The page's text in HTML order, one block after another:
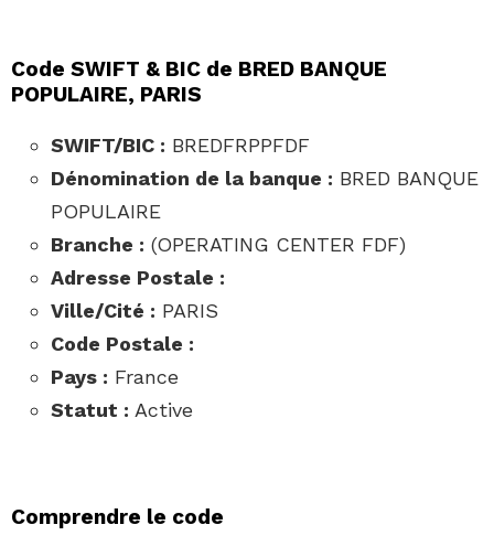
Code SWIFT & BIC de BRED BANQUE
POPULAIRE, PARIS
SWIFT/BIC : BREDFRPPFDF
Dénomination de la banque : BRED BANQUE
POPULAIRE
Branche : (OPERATING CENTER FDF)
Adresse Postale :
Ville/Cité : PARIS
Code Postale :
Pays : France
Statut : Active
Comprendre le code